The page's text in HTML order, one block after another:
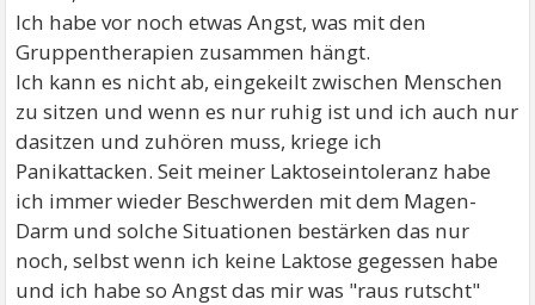
Ich habe vor noch etwas Angst, was mit den
Gruppentherapien zusammen hängt.
Ich kann es nicht ab, eingekeilt zwischen Menschen
zu sitzen und wenn es nur ruhig ist und ich auch nur
dasitzen und zuhören muss, kriege ich
Panikattacken. Seit meiner Laktoseintoleranz habe
ich immer wieder Beschwerden mit dem Magen-
Darm und solche Situationen bestärken das nur
noch, selbst wenn ich keine Laktose gegessen habe
und ich habe so Angst das mir was "raus rutscht"